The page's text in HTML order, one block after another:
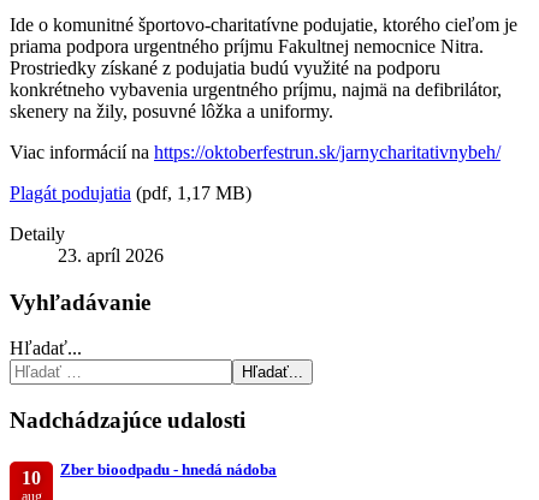
Ide o komunitné športovo-charitatívne podujatie, ktorého cieľom je
priama podpora urgentného príjmu Fakultnej nemocnice Nitra.
Prostriedky získané z podujatia budú využité na podporu
konkrétneho vybavenia urgentného príjmu, najmä na defibrilátor,
skenery na žily, posuvné lôžka a uniformy.
Viac informácií na https://oktoberfestrun.sk/jarnycharitativnybeh/
Plagát podujatia (pdf, 1,17 MB)
Detaily
23. apríl 2026
Vyhľadávanie
Hľadať...
Hľadať...
Nadchádzajúce udalosti
10
aug
Zber bioodpadu - hnedá nádoba